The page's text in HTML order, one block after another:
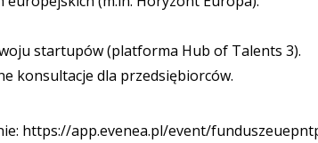
startupów (platforma Hub of Talents 3).
konsultacje dla przedsiębiorców.
https://app.evenea.pl/event/